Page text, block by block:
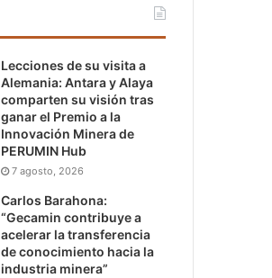
Lecciones de su visita a
Alemania: Antara y Alaya
comparten su visión tras
ganar el Premio a la
Innovación Minera de
PERUMIN Hub
7 agosto, 2026
Carlos Barahona:
“Gecamin contribuye a
acelerar la transferencia
de conocimiento hacia la
industria minera”